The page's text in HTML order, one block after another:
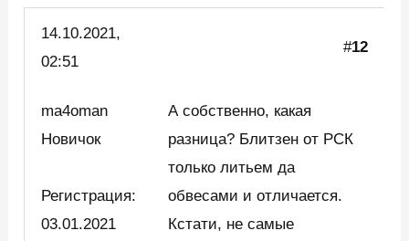
14.10.2021,
02:51
#12
ma4oman
Новичок
Регистрация:
03.01.2021
А собственно, какая
разница? Блитзен от РСК
только литьем да
обвесами и отличается.
Кстати, не самые